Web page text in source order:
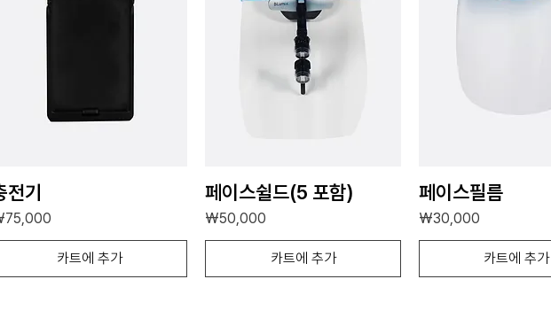
전기
격
카트에 추가
페이스쉴드(5 포함)
가격
₩50,000
카트에 추가
페이스필름
가격
₩30,000
카트에 추가